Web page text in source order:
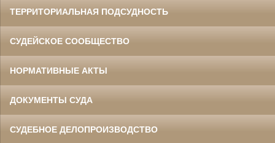
ТЕРРИТОРИАЛЬНАЯ ПОДСУДНОСТЬ
СУДЕЙСКОЕ СООБЩЕСТВО
НОРМАТИВНЫЕ АКТЫ
ДОКУМЕНТЫ СУДА
СУДЕБНОЕ ДЕЛОПРОИЗВОДСТВО